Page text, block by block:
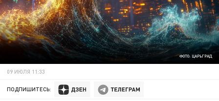
ФОТО: ЦАРЬГРАД
09 ИЮЛЯ 11:33
ПОДПИШИТЕСЬ: